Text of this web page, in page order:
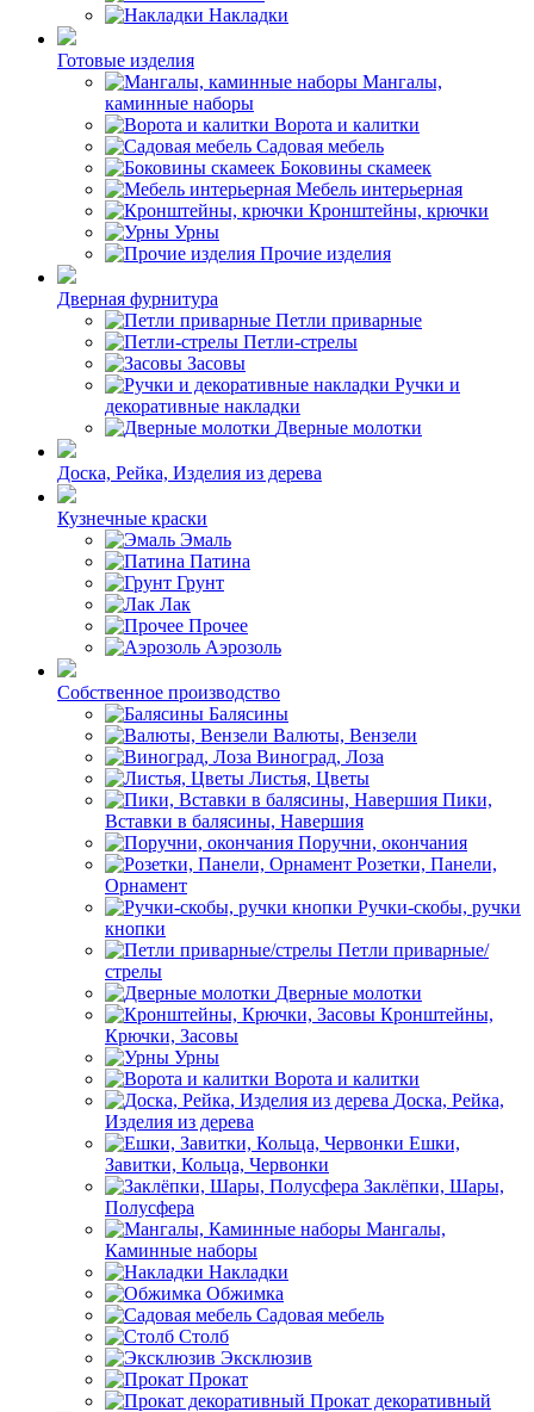
Накладки
Готовые изделия
Мангалы,
каминные наборы
Ворота и калитки
Садовая мебель
Боковины скамеек
Мебель интерьерная
Кронштейны, крючки
Урны
Прочие изделия
Дверная фурнитура
Петли приварные
Петли-стрелы
Засовы
Ручки и
декоративные накладки
Дверные молотки
Доска, Рейка, Изделия из дерева
Кузнечные краски
Эмаль
Патина
Грунт
Лак
Прочее
Аэрозоль
Собственное производство
Балясины
Валюты, Вензели
Виноград, Лоза
Листья, Цветы
Пики,
Вставки в балясины, Навершия
Поручни, окончания
Розетки, Панели,
Орнамент
Ручки-скобы, ручки
кнопки
Петли приварные/
стрелы
Дверные молотки
Кронштейны,
Крючки, Засовы
Урны
Ворота и калитки
Доска, Рейка,
Изделия из дерева
Ешки,
Завитки, Кольца, Червонки
Заклёпки, Шары,
Полусфера
Мангалы,
Каминные наборы
Накладки
Обжимка
Садовая мебель
Столб
Эксклюзив
Прокат
Прокат декоративный